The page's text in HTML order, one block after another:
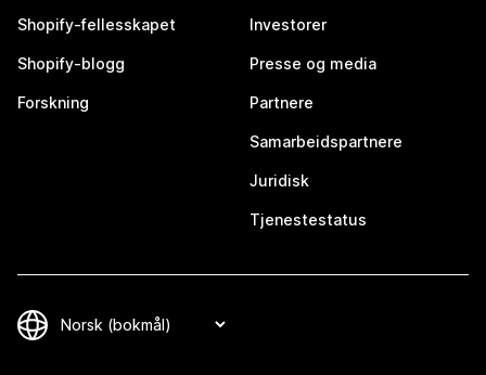
Shopify-fellesskapet
Shopify-blogg
Forskning
Investorer
Presse og media
Partnere
Samarbeidspartnere
Juridisk
Tjenestestatus